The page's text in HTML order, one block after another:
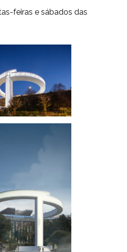
feiras e sábados das